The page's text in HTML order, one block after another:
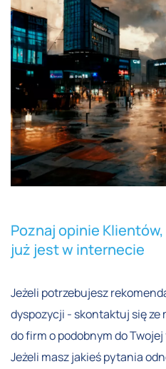
Poznaj opinie
już jest w internecie
Jeżeli potrzebujesz
dyspozycji - skontaktuj się ze
do firm o podobnym do
Jeżeli masz jakieś pytania